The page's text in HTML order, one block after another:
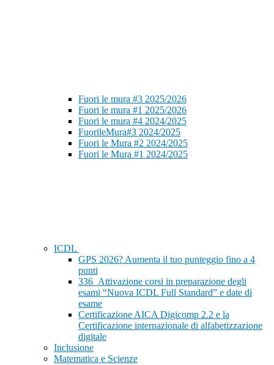
Fuori le mura #3 2025/2026
Fuori le mura #1 2025/2026
Fuori le mura #4 2024/2025
FuorileMura#3 2024/2025
Fuori le Mura #2 2024/2025
Fuori le Mura #1 2024/2025
ICDL
GPS 2026? Aumenta il tuo punteggio fino a 4
punti
336_Attivazione corsi in preparazione degli
esami “Nuova ICDL Full Standard” e date di
esame
Certificazione AICA Digicomp 2.2 e la
Certificazione internazionale di alfabetizzazione
digitale
Inclusione
Matematica e Scienze